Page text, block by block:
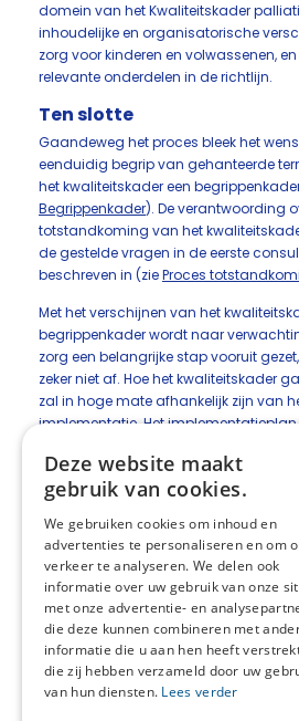
domein van het Kwaliteitskader
inhoudelijke en organisatorische
zorg voor kinderen en volwassenen,
relevante onderdelen in de richtlijn.
Ten slotte
Gaandeweg het proces bleek het
eenduidig begrip van gehanteerde
het kwaliteitskader een
Begrippenkader). De verantwoording
totstandkoming van het
de gestelde vragen in de eerste
beschreven in (zieProces
Met het verschijnen van het
begrippenkader wordt naar
zorg een belangrijke stap vooruit
zeker niet af. Hoe het kwaliteitskader
zal in hoge mate afhankelijk zijn van
implementatie. Het
analogie van de ontwikkeling van dit
vormgegeven worden.
[1] Knelpuntenanalyse Palliatieve zorg
Palliactief 2017.
[2] Rapport ‘Palliatieve zorg in
/ Palliactief 2015.
[3] ZonMw-project ‘Op weg naar een
van palliatieve zorg inzichtelijk te
[4] Onderwijsraamwerk palliatieve
de Kennissynthese Onderwijs
Deel deze pagina:
Deze website maakt
gebruik van cookies.
We gebruiken cookies om inhoud en
advertenties te personaliseren en om
verkeer te analyseren. We delen ook
informatie over uw gebruik van onze
met onze advertentie- en
die deze kunnen combineren met
informatie die u aan hen heeft
die zij hebben verzameld door uw
van hun diensten. Lees verder